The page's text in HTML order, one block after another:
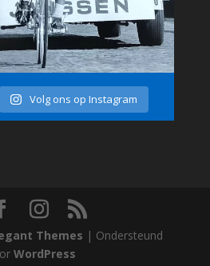
Volg ons op Instagram
Themes | Ondersteund
WordPress